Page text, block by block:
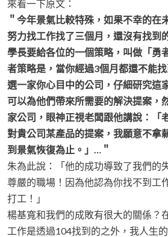
來看一下原文：
＂今年景氣比較特殊，如果不幸的在
努力找工作找了三個月，還沒有找到
學長要給各位的一個策略，叫做「勇
者策略是，當你經過3個月都還不能
選一家你心目中的公司，仔細研究這
可以為他們帶來所需要的解決提案，
家公司，眼神正視老闆跟他講說：「
對貴公司某產品的提案，我願意不拿
到景氣恢復為止。」…＂
朱為此說：「他的成功導致了我們的
尊嚴的職場！因為他認為你找不到工
打工！」
楊基寬和我們的成敗有很大的關係？
工作是透過104找到的之外，我人生